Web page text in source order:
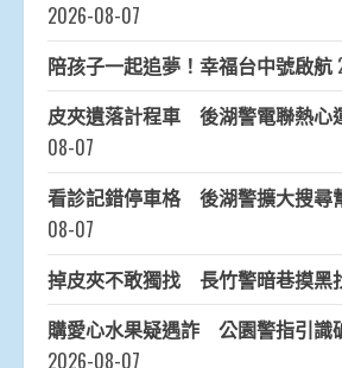
2026-08-07
陪孩子一起追夢！幸福台中號啟航
皮夾遺落計程車 後湖警電聯熱心
08-07
看診記錯停車格 後湖警擴大搜尋
08-07
掉皮夾不敢獨找 長竹警暗巷摸黑
購愛心水果疑遇詐 公園警指引識
2026-08-07